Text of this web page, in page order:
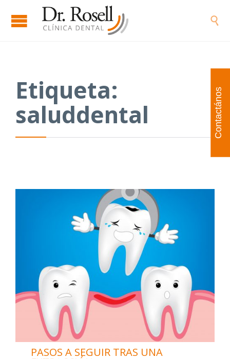

Etiqueta:
saluddental
PASOS A SEGUIR TRAS UNA
Contactános